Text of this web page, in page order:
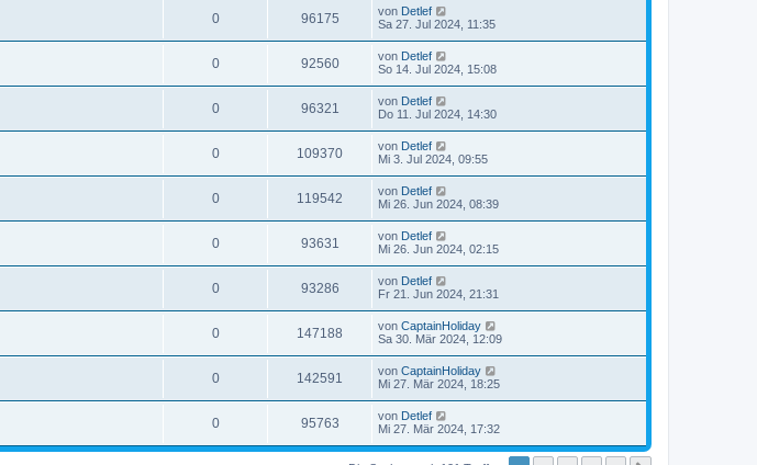
0 96175 von Detlef
Sa 27. Jul 2024, 11:35
0 92560 von Detlef
So 14. Jul 2024, 15:08
0 96321 von Detlef
Do 11. Jul 2024, 14:30
0 109370 von Detlef
Mi 3. Jul 2024, 09:55
0 119542 von Detlef
Mi 26. Jun 2024, 08:39
0 93631 von Detlef
Mi 26. Jun 2024, 02:15
0 93286 von Detlef
Fr 21. Jun 2024, 21:31
0 147188 von CaptainHoliday
Sa 30. Mär 2024, 12:09
0 142591 von CaptainHoliday
Mi 27. Mär 2024, 18:25
0 95763 von Detlef
Mi 27. Mär 2024, 17:32